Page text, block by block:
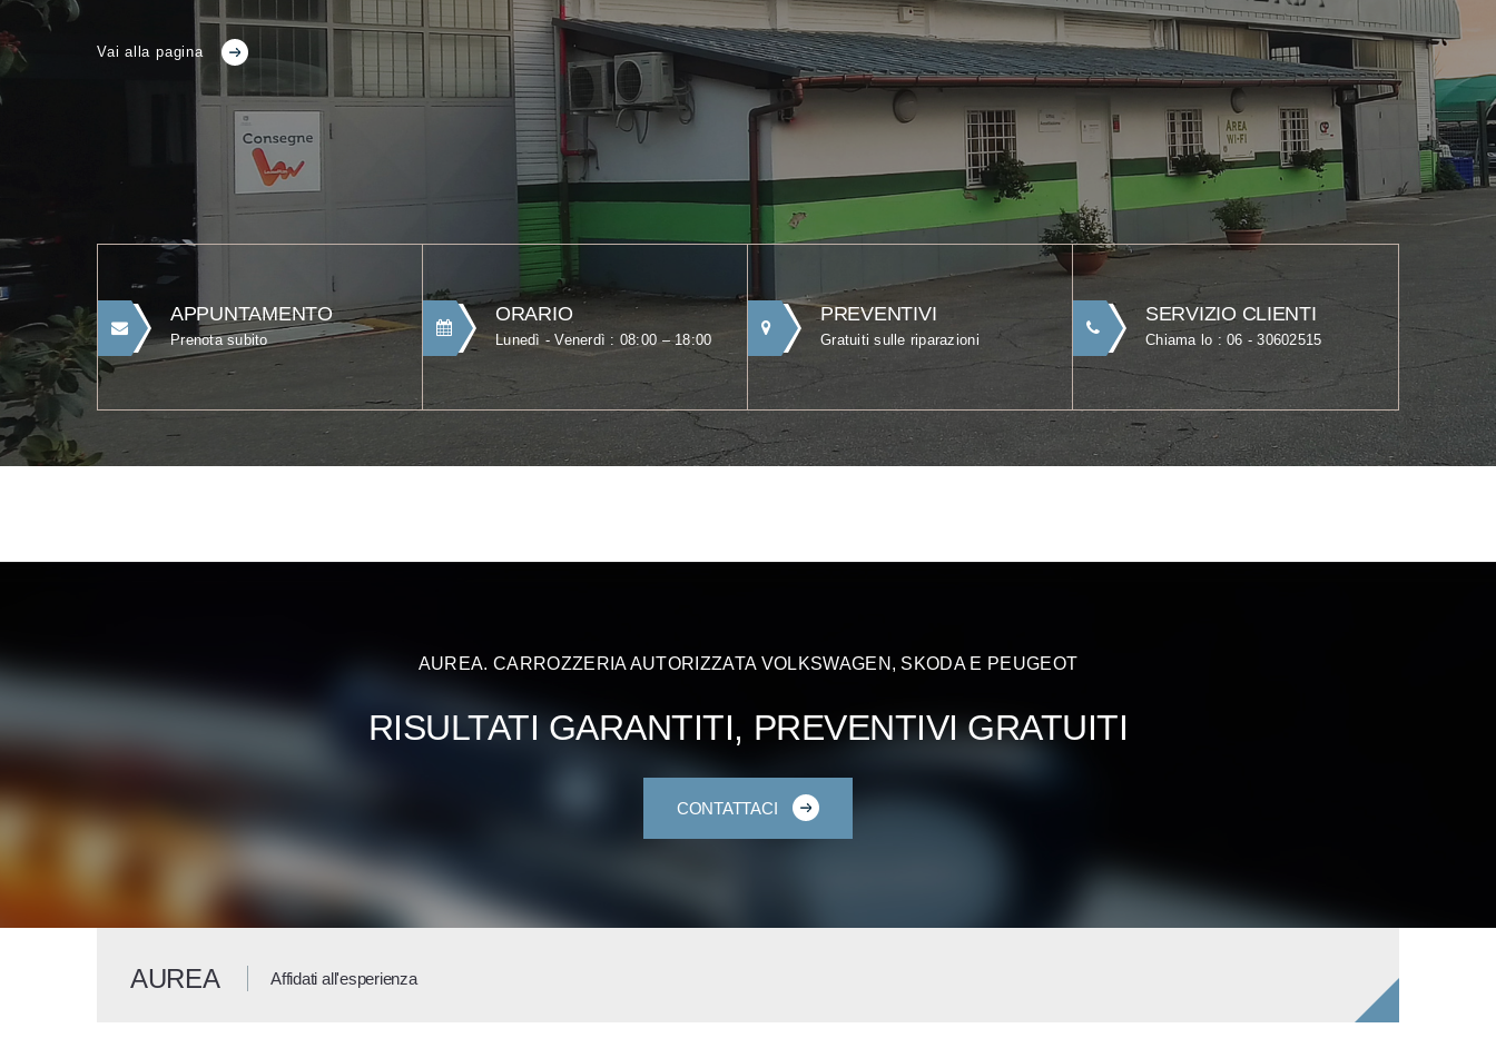
Vai alla pagina
APPUNTAMENTO
Prenota subito
ORARIO
Lunedì - Venerdì : 08:00 – 18:00
PREVENTIVI
Gratuiti sulle riparazioni
SERVIZIO CLIENTI
Chiama lo : 06 - 30602515
AUREA. CARROZZERIA AUTORIZZATA VOLKSWAGEN, SKODA E PEUGEOT
RISULTATI GARANTITI, PREVENTIVI GRATUITI
CONTATTACI
AUREA Affidati all'esperienza